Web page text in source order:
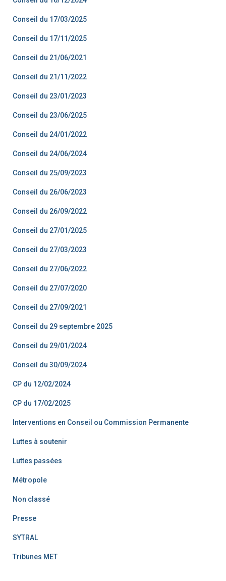
Conseil du 17/03/2025
Conseil du 17/11/2025
Conseil du 21/06/2021
Conseil du 21/11/2022
Conseil du 23/01/2023
Conseil du 23/06/2025
Conseil du 24/01/2022
Conseil du 24/06/2024
Conseil du 25/09/2023
Conseil du 26/06/2023
Conseil du 26/09/2022
Conseil du 27/01/2025
Conseil du 27/03/2023
Conseil du 27/06/2022
Conseil du 27/07/2020
Conseil du 27/09/2021
Conseil du 29 septembre 2025
Conseil du 29/01/2024
Conseil du 30/09/2024
CP du 12/02/2024
CP du 17/02/2025
Interventions en Conseil ou Commission Permanente
Luttes à soutenir
Luttes passées
Métropole
Non classé
Presse
SYTRAL
Tribunes MET